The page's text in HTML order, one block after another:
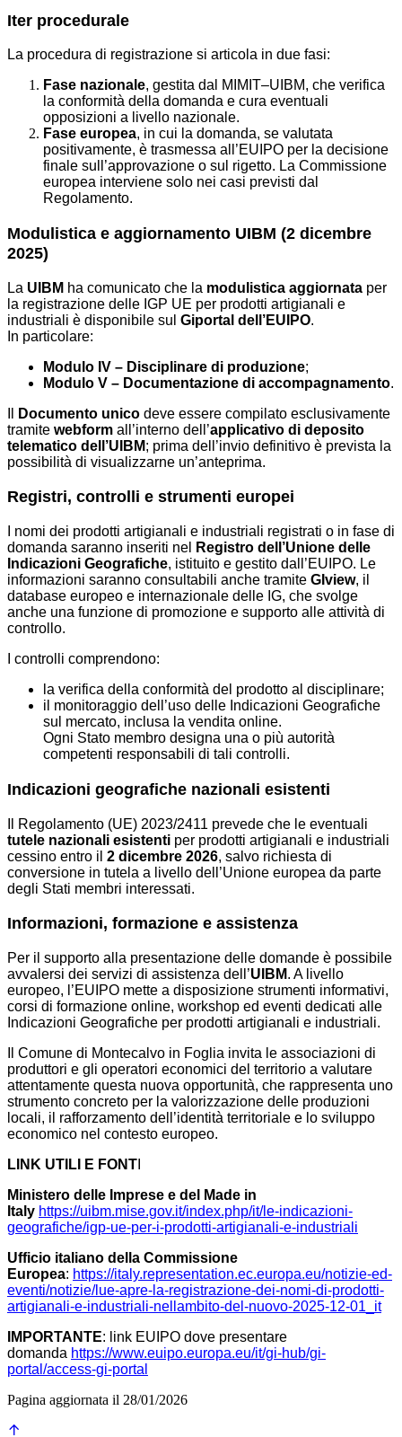
Iter procedurale
La procedura di registrazione si articola in due fasi:
Fase nazionale, gestita dal MIMIT–UIBM, che verifica
la conformità della domanda e cura eventuali
opposizioni a livello nazionale.
Fase europea, in cui la domanda, se valutata
positivamente, è trasmessa all’EUIPO per la decisione
finale sull’approvazione o sul rigetto. La Commissione
europea interviene solo nei casi previsti dal
Regolamento.
Modulistica e aggiornamento UIBM (2 dicembre
2025)
La UIBM ha comunicato che la modulistica aggiornata per
la registrazione delle IGP UE per prodotti artigianali e
industriali è disponibile sul Giportal dell’EUIPO.
In particolare:
Modulo IV – Disciplinare di produzione;
Modulo V – Documentazione di accompagnamento.
Documento unico deve essere compilato esclusivamente
tramite webform all’interno dell’applicativo di deposito
telematico dell’UIBM; prima dell’invio definitivo è prevista la
possibilità di visualizzarne un’anteprima.
Registri, controlli e strumenti europei
I nomi dei prodotti artigianali e industriali registrati o in fase di
domanda saranno inseriti nel
Registro dell’Unione delle
Indicazioni Geografiche, istituito e gestito dall’EUIPO. Le
informazioni saranno consultabili anche tramite GIview, il
database europeo e internazionale delle IG, che svolge
anche una funzione di promozione e supporto alle attività di
controllo.
I controlli comprendono:
la verifica della conformità del prodotto al disciplinare;
il monitoraggio dell’uso delle Indicazioni Geografiche
sul mercato, inclusa la vendita online.
Ogni Stato membro designa una o più autorità
competenti responsabili di tali controlli.
Indicazioni geografiche nazionali esistenti
Il Regolamento (UE) 2023/2411 prevede che le eventuali
tutele nazionali esistenti per prodotti artigianali e industriali
cessino entro il 2 dicembre 2026, salvo richiesta di
conversione in tutela a livello dell’Unione europea da parte
degli Stati membri interessati.
Informazioni, formazione e assistenza
Per il supporto alla presentazione delle domande è possibile
avvalersi dei servizi di assistenza dell’UIBM. A livello
europeo, l’EUIPO mette a disposizione strumenti informativi,
corsi di formazione online, workshop ed eventi dedicati alle
Indicazioni Geografiche per prodotti artigianali e industriali.
Il Comune di Montecalvo in Foglia invita le associazioni di
produttori e gli operatori economici del territorio a valutare
attentamente questa nuova opportunità, che rappresenta uno
strumento concreto per la valorizzazione delle produzioni
locali, il rafforzamento dell’identità territoriale e lo sviluppo
economico nel contesto europeo.
LINK UTILI E FONT
Ministero delle Imprese e del Made in
Italy https://uibm.mise.gov.it/index.php/it/le-indicazioni-
geografiche/igp-ue-per-i-prodotti-artigianali-e-industriali
Ufficio italiano della Commissione
Europea: https://italy.representation.ec.europa.eu/notizie-ed-
eventi/notizie/lue-apre-la-registrazione-dei-nomi-di-prodotti-
artigianali-e-industriali-nellambito-del-nuovo-2025-12-01_it
IMPORTANTE: link EUIPO dove presentare
domanda https://www.euipo.europa.eu/it/gi-hub/gi-
portal/access-gi-portal
Pagina aggiornata il 28/01/2026